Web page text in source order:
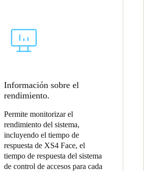
Información sobre el
rendimiento.
Permite monitorizar el
rendimiento del sistema,
incluyendo el tiempo de
respuesta de XS4 Face, el
tiempo de respuesta del sistema
de control de accesos para cada